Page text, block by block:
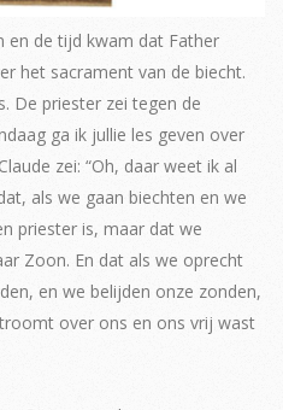
en de tijd kwam dat Father
het sacrament van de biecht.
De priester zei tegen de
ga ik jullie les geven over
zei: “Oh, daar weet ik al
als we gaan biechten en we
priester is, maar dat we
Zoon. En dat als we oprecht
en we belijden onze zonden,
over ons en ons vrij wast